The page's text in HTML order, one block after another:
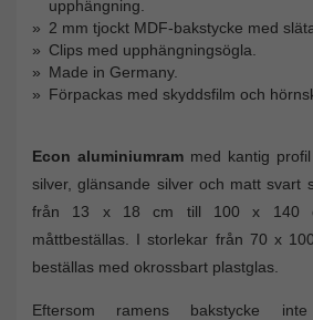
upphängning.
2 mm tjockt MDF-bakstycke med
Clips med upphängningsögla.
Made in Germany.
Förpackas med skyddsfilm och
Econ aluminiumrammed kantig
silver, glänsande silver och matt svart
från 13 x 18 cm till 100 x 140
måttbeställas. I storlekar från 70 x
beställas med okrossbart plastglas.
Eftersom ramens bakstycke